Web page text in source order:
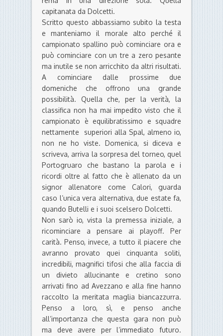
capitanata da Dolcetti.
Scritto questo abbassiamo subito la testa
e manteniamo il morale alto perché il
campionato spallino può cominciare ora e
può cominciare con un tre a zero pesante
ma inutile se non arricchito da altri risultati.
A cominciare dalle prossime due
domeniche che offrono una grande
possibilità. Quella che, per la verità, la
classifica non ha mai impedito visto che il
campionato è equilibratissimo e squadre
nettamente superiori alla Spal, almeno io,
non ne ho viste. Domenica, si diceva e
scriveva, arriva la sorpresa del torneo, quel
Portogruaro che bastano la parola e i
ricordi oltre al fatto che è allenato da un
signor allenatore come Calori, guarda
caso l’unica vera alternativa, due estate fa,
quando Butelli e i suoi scelsero Dolcetti.
Non sarò io, vista la premessa iniziale, a
ricominciare a pensare ai playoff. Per
carità. Penso, invece, a tutto il piacere che
avranno provato quei cinquanta soliti,
incredibili, magnifici tifosi che alla faccia di
un divieto allucinante e cretino sono
arrivati fino ad Avezzano e alla fine hanno
raccolto la meritata maglia biancazzurra.
Penso a loro, sì, e penso anche
all’importanza che questa gara non può
ma deve avere per l’immediato futuro.